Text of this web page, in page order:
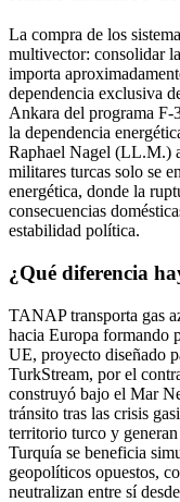
La compra de los
multivector: consolidar
importa
dependencia exclusiva
Ankara del programa F-
la dependencia
Raphael Nagel (LL.M.)
militares turcas solo se
energética, donde la
consecuencias
estabilidad política.
¿Qué diferencia
TANAP transporta gas
hacia Europa formando
UE, proyecto diseñado
TurkStream, por el
construyó bajo el Mar
tránsito tras las crisis
territorio turco y
Turquía se beneficia
geopolíticos opuestos,
neutralizan entre sí